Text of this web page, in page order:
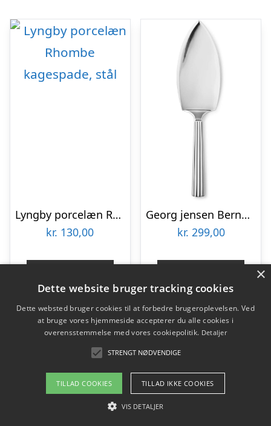
Lyngby porcelæn Rhombe kagespade, stål
kr. 130,00
Gå til shop
Georg jensen Bernadotte Kagespade
kr. 299,00
Gå til shop ×
Dette website bruger tracking cookies
Dette websted bruger cookies til at forbedre brugeroplevelsen. Ved
at bruge vores hjemmeside accepterer du alle cookies i
overensstemmelse med vores cookiepolitik. Detaljer
STRENGT NØDVENDIGE
TILLAD COOKIES TILLAD IKKE COOKIES
VIS DETALJER